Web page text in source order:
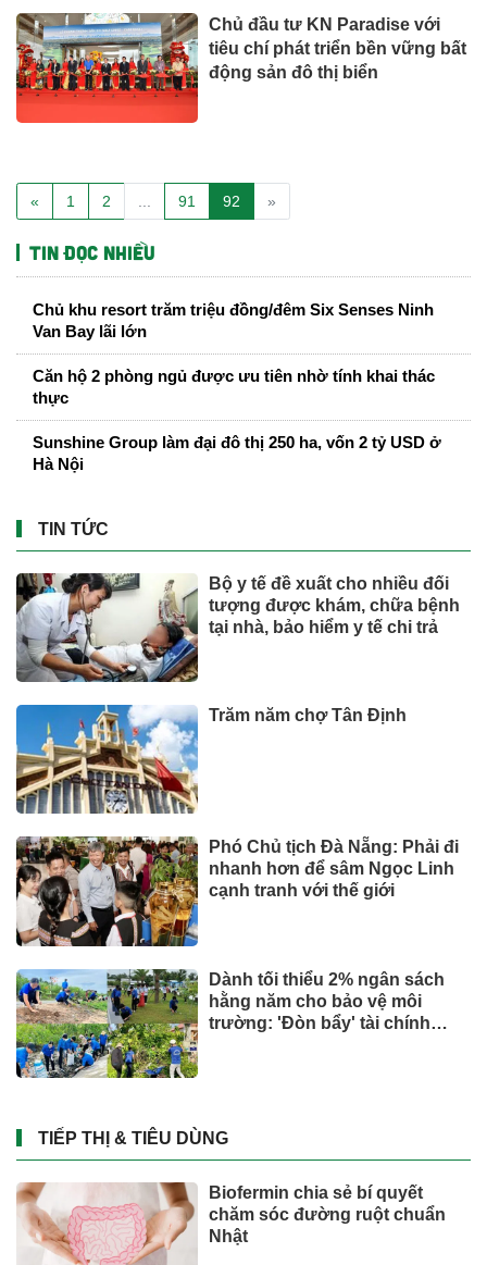
Chủ đầu tư KN Paradise với
tiêu chí phát triển bền vững bất
động sản đô thị biển
« 1 2 91 92 »
Tin đọc nhiều
Chủ khu resort trăm triệu đồng/đêm Six Senses Ninh
Van Bay lãi lớn
Căn hộ 2 phòng ngủ được ưu tiên nhờ tính khai thác
thực
Sunshine Group làm đại đô thị 250 ha, vốn 2 tỷ USD ở
Hà Nội
TIN TỨC
Bộ y tế đề xuất cho nhiều đối
tượng được khám, chữa bệnh
tại nhà, bảo hiểm y tế chi trả
Trăm năm chợ Tân Định
Phó Chủ tịch Đà Nẵng: Phải đi
nhanh hơn để sâm Ngọc Linh
cạnh tranh với thế giới
Dành tối thiểu 2% ngân sách
hằng năm cho bảo vệ môi
trường: 'Đòn bẩy' tài chính
TIẾP THỊ & TIÊU DÙNG
Biofermin chia sẻ bí quyết
chăm sóc đường ruột chuẩn
Nhật